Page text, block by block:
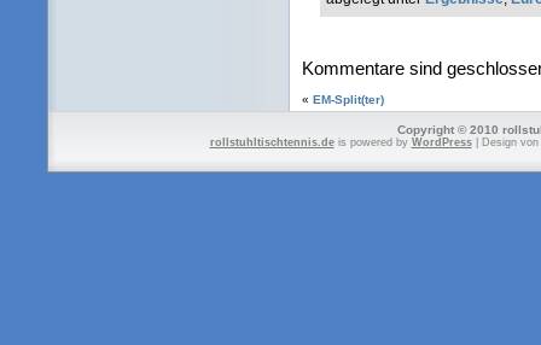
Kommentare sind
« EM-Split(ter)
Copyright © 2010
rollstuhltischtennis.deis powered by WordPress| Design von